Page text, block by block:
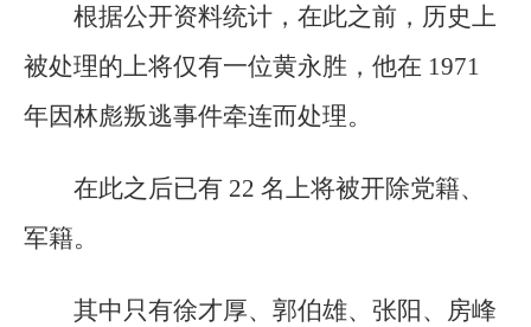
根据公开资料统计，在此之前，历史上
被处理的上将仅有一位黄永胜，他在 1971
年因林彪叛逃事件牵连而处理。
在此之后已有 22 名上将被开除党籍、
军籍。
其中只有徐才厚、郭伯雄、张阳、房峰